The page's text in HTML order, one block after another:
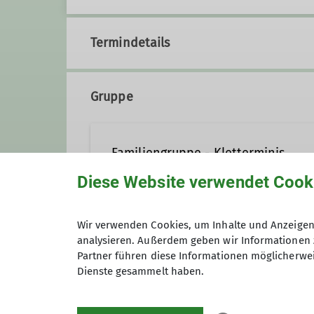
Termindetails
Gruppe
Familiengruppe - Kletterminis
und anderen gemeinsamen
Landschaftspark Duisburg-
selbst sichern können (oder
kurzem bieten wir einmal im
Anmeldung ab / bis
Diese Website verwendet
Wir verwenden Cookies, um Inhalte und
analysieren. Außerdem geben wir
Partner führen diese Informationen
Dienste gesammelt haben.